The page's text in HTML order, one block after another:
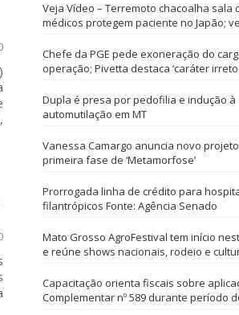
Veja Vídeo – Terremoto chacoalha sala
médicos protegem paciente no Japão;
Chefe da PGE pede exoneração do
operação; Pivetta destaca ‘caráter
Dupla é presa por pedofilia e indução à
automutilação em MT
Vanessa Camargo anuncia novo
primeira fase de ‘Metamorfose’
Prorrogada linha de crédito para
filantrópicos Fonte: Agência Senado
Mato Grosso AgroFestival tem início
e reúne shows nacionais, rodeio e
Capacitação orienta fiscais sobre
Complementar nº 589 durante período